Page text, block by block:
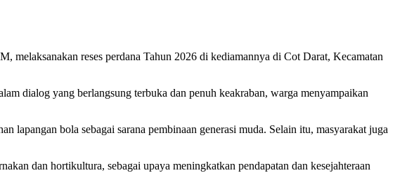
reses perdana Tahun 2026 di kediamannya di Cot Darat, Kecamatan
dialog yang berlangsung terbuka dan penuh keakraban, warga menyampaikan
lapangan bola sebagai sarana pembinaan generasi muda. Selain itu, masyarakat juga
dan hortikultura, sebagai upaya meningkatkan pendapatan dan kesejahteraan